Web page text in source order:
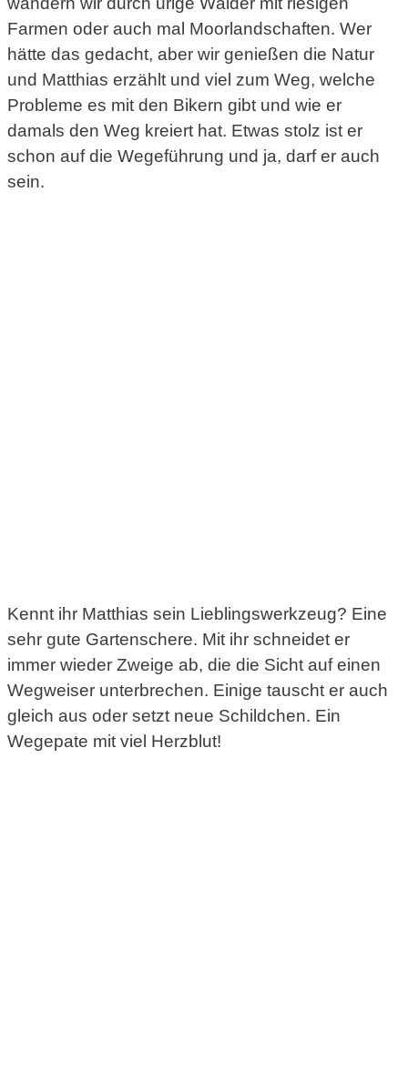
Farmen oder auch mal Moorlandschaften. Wer
hätte das gedacht, aber wir genießen die Natur
und Matthias erzählt und viel zum Weg, welche
Probleme es mit den Bikern gibt und wie er
damals den Weg kreiert hat. Etwas stolz ist er
schon auf die Wegeführung und ja, darf er auch
sein.
Kennt ihr Matthias sein Lieblingswerkzeug? Eine
sehr gute Gartenschere. Mit ihr schneidet er
immer wieder Zweige ab, die die Sicht auf einen
Wegweiser unterbrechen. Einige tauscht er auch
gleich aus oder setzt neue Schildchen. Ein
Wegepate mit viel Herzblut!